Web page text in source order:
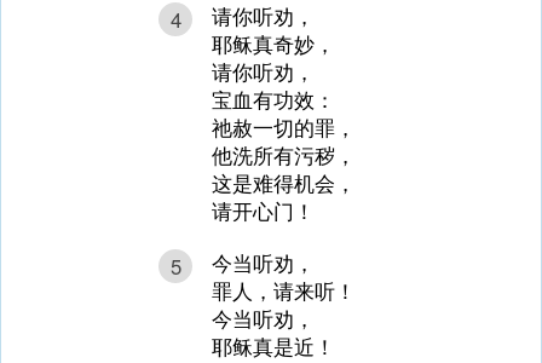
4
请你听劝，
耶稣真奇妙，
请你听劝，
宝血有功效：
祂赦一切的罪，
他洗所有污秽，
这是难得机会，
请开心门！
5
今当听劝，
罪人，请来听！
今当听劝，
耶稣真是近！